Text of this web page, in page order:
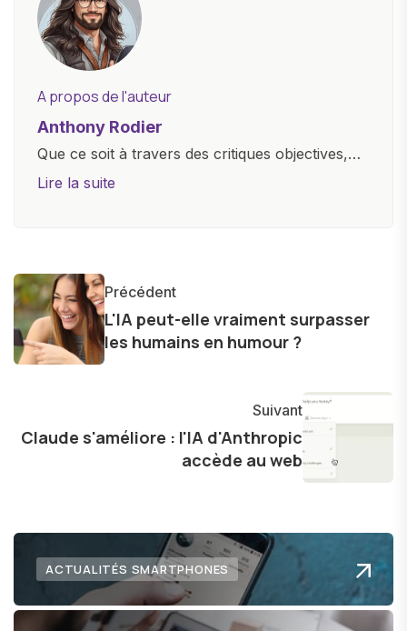
A propos de l'auteur
Anthony Rodier
Que ce soit à travers des critiques objectives,
des guides d'achat ou des analyses
lumière les aspects pratiques de ces
innovations. Mon travail consiste également à
partager des réflexions sur l'impact de la
technologie sur notre vie quotidienne et à
Lire la suite
Précédent
L'IA peut-elle vraiment surpasser
les humains en humour ?
Suivant
Claude s'améliore : l'IA d'Anthropic
accède au web
ACTUALITÉS SMARTPHONES